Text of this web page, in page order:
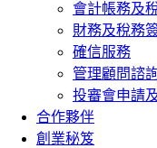
會計帳務及
財務及稅務
確信服務
管理顧問諮
投審會申請
合作夥伴
創業秘笈